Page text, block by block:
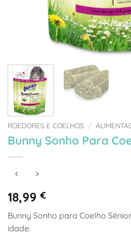
ROEDORES E COELHOS /
Bunny Sonho Para
18,99 €
Bunny Sonho para Coelho
idade.